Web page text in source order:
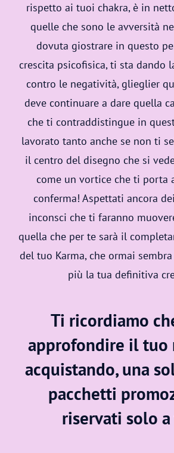
rispetto ai tuoi chakra, è in
quelle che sono le avversità
dovuta giostrare in questo
crescita psicofisica, ti sta dando
contro le negatività, glieglier
deve continuare a dare quella
che ti contraddistingue in
lavorato tanto anche se non ti
il centro del disegno che si
come un vortice che ti porta
conferma! Aspettati ancora
inconsci che ti faranno
quella che per te sarà il
del tuo Karma, che ormai
più la tua definitiva
Ti ricordiamo
approfondire il tuo
acquistando, una
pacchetti
riservati solo